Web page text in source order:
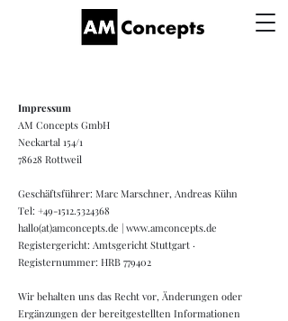
Impressum
AM Concepts GmbH
Neckartal 154/1
78628 Rottweil
Geschäftsführer: Marc Marschner, Andreas Kühn
Tel: +49-1512.5324368
hallo(at)amconcepts.de | www.amconcepts.de
Registergericht: Amtsgericht Stuttgart ·
Registernummer: HRB 779402
Wir behalten uns das Recht vor, Änderungen oder
Ergänzungen der bereitgestellten Informationen